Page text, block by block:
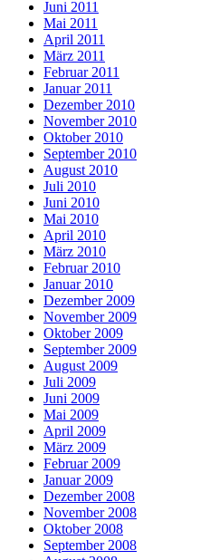
Juni 2011
Mai 2011
April 2011
März 2011
Februar 2011
Januar 2011
Dezember 2010
November 2010
Oktober 2010
September 2010
August 2010
Juli 2010
Juni 2010
Mai 2010
April 2010
März 2010
Februar 2010
Januar 2010
Dezember 2009
November 2009
Oktober 2009
September 2009
August 2009
Juli 2009
Juni 2009
Mai 2009
April 2009
März 2009
Februar 2009
Januar 2009
Dezember 2008
November 2008
Oktober 2008
September 2008